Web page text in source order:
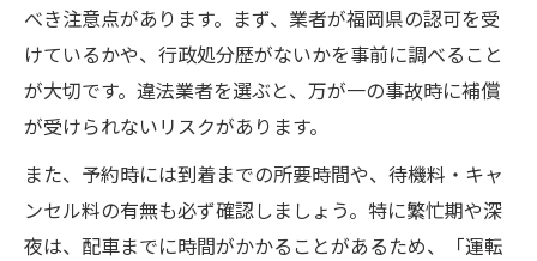
べき注意点があります。まず、業者が福岡県の認可を受
けているかや、行政処分歴がないかを事前に調べること
が大切です。違法業者を選ぶと、万が一の事故時に補償
が受けられないリスクがあります。
また、予約時には到着までの所要時間や、待機料・キャ
ンセル料の有無も必ず確認しましょう。特に繁忙期や深
夜は、配車までに時間がかかることがあるため、「運転